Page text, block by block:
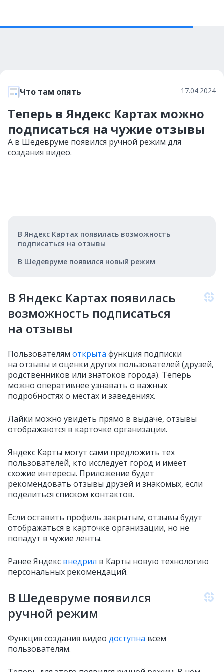
Что там опять 17.04.2024
Теперь в Яндекс Картах можно
подписаться на чужие отзывы
А в Шедевруме появился ручной режим для
создания видео.
В Яндекс Картах появилась возможность
подписаться на отзывы
В Шедевруме появился новый режим
В Яндекс Картах появилась
возможность подписаться
на отзывы
Пользователям открыта функция подписки
на отзывы и оценки других пользователей (друзей,
родственников или знатоков города). Теперь
можно оперативнее узнавать о важных
подробностях о местах и заведениях.
Лайки можно увидеть прямо в выдаче, отзывы
отображаются в карточке организации.
Яндекс Карты могут сами предложить тех
пользователей, кто исследует город и имеет
схожие интересы. Приложение будет
рекомендовать отзывы друзей и знакомых, если
поделиться списком контактов.
Если оставить профиль закрытым, отзывы будут
отображаться в карточке организации, но не
попадут в чужие ленты.
Ранее Яндекс внедрил в Карты новую технологию
персональных рекомендаций.
В Шедевруме появился
ручной режим
Функция создания видео доступна всем
пользователям.